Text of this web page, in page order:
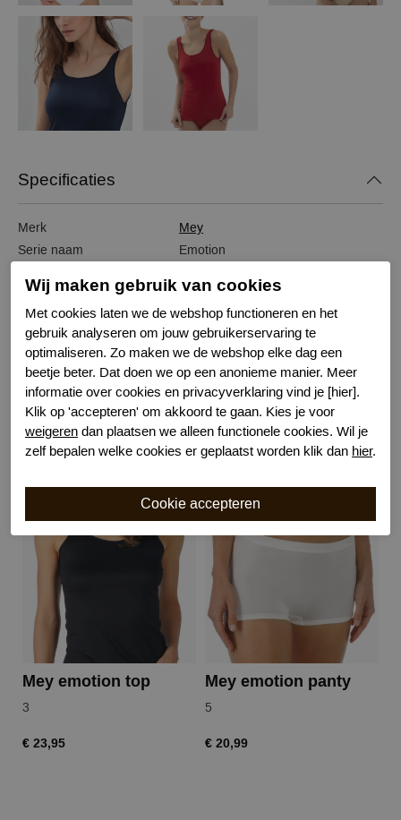
Specificaties
Merk
Mey
Serie naam
Emotion
Bestelcode
611300161
Kleur
Huid
Materiaal
Viscose
Wasvoorschrift
40 graden machinewas
Gerelateerde producten
Mey emotion top
3
€ 23,95
Mey emotion panty
5
€ 20,99
Wij maken gebruik van cookies
Met cookies laten we de webshop functioneren en het
gebruik analyseren om jouw gebruikerservaring te
optimaliseren. Zo maken we de webshop elke dag een
beetje beter. Dat doen we op een anonieme manier. Meer
informatie over cookies en privacyverklaring vind je [hier].
Klik op 'accepteren' om akkoord te gaan. Kies je voor
weigeren dan plaatsen we alleen functionele cookies. Wil je
zelf bepalen welke cookies er geplaatst worden klik dan hier.